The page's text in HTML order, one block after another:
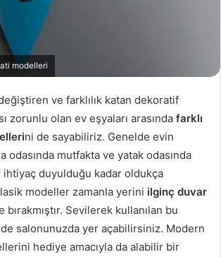
modelleri
ve farklılık katan dekoratif
zorunlu olan ev eşyaları arasında farklı
ni de sayabiliriz. Genelde evin
odasında mutfakta ve yatak odasında
ihtiyaç duyulduğu kadar oldukça
modeller zamanla yerini ilginç duvar
bırakmıştır. Sevilerek kullanılan bu
salonunuzda yer açabilirsiniz. Modern
hediye amacıyla da alabilir bir